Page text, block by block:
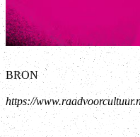
BRON
https://